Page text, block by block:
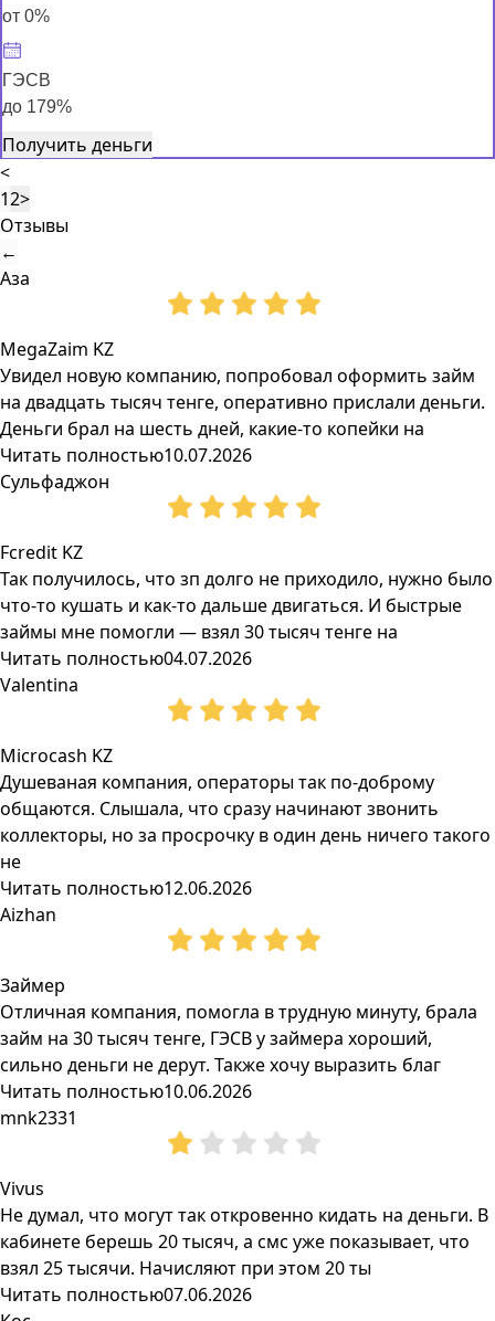
от 0%
ГЭСВ
до 179%
Получить деньги
<
12>
Отзывы
←
Аза
MegaZaim KZ
Увидел новую компанию, попробовал оформить займ
на двадцать тысяч тенге, оперативно прислали деньги.
Деньги брал на шесть дней, какие-то копейки на
Читать полностью10.07.2026
Сульфаджон
Fcredit KZ
Так получилось, что зп долго не приходило, нужно было
что-то кушать и как-то дальше двигаться. И быстрые
займы мне помогли — взял 30 тысяч тенге на
Читать полностью04.07.2026
Valentina
Microcash KZ
Душеваная компания, операторы так по-доброму
общаются. Слышала, что сразу начинают звонить
коллекторы, но за просрочку в один день ничего такого
не
Читать полностью12.06.2026
Aizhan
Займер
Отличная компания, помогла в трудную минуту, брала
займ на 30 тысяч тенге, ГЭСВ у займера хороший,
сильно деньги не дерут. Также хочу выразить благ
Читать полностью10.06.2026
mnk2331
Vivus
Не думал, что могут так откровенно кидать на деньги. В
кабинете берешь 20 тысяч, а смс уже показывает, что
взял 25 тысячи. Начисляют при этом 20 ты
Читать полностью07.06.2026